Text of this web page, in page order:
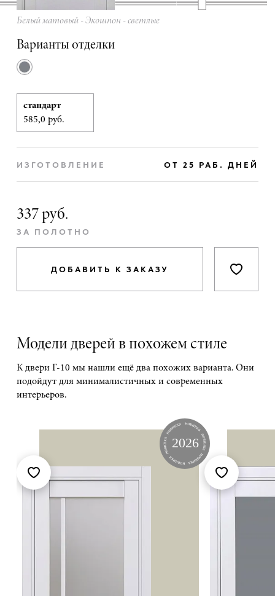
ИЗГОТОВЛЕНИЕ ОТ 25 РАБ. ДНЕЙ
337 руб.
ЗА ПОЛОТНО
ДОБАВИТЬ К ЗАКАЗУ
Белый матовый - Экошпон - светлые
Варианты отделки
стандарт
585,0 руб.
Модели дверей в похожем стиле
К двери Г-10 мы нашли ещё два похожих варианта. Они
подойдут для минималистичных и современных
интерьеров.